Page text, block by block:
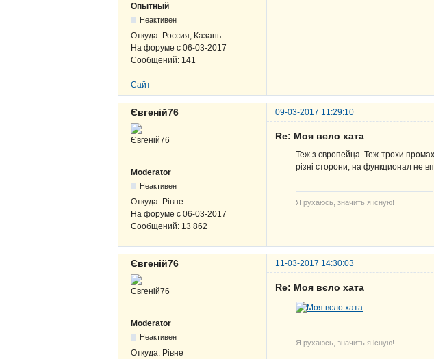
Опытный
Неактивен
Откуда: Россия, Казань
На форуме с 06-03-2017
Сообщений: 141
Сайт
Євгеній76 09-03-2017 11:29:10
Moderator
Неактивен
Откуда: Рівне
На форуме с 06-03-2017
Сообщений: 13 862
Re: Моя вєло хата
Теж з європейца. Теж трохи
різні сторони, на функционал не
Я рухаюсь, значить я існую!
Євгеній76 11-03-2017 14:30:03
Moderator
Неактивен
Откуда: Рівне
Re: Моя вєло хата
Я рухаюсь, значить я існую!